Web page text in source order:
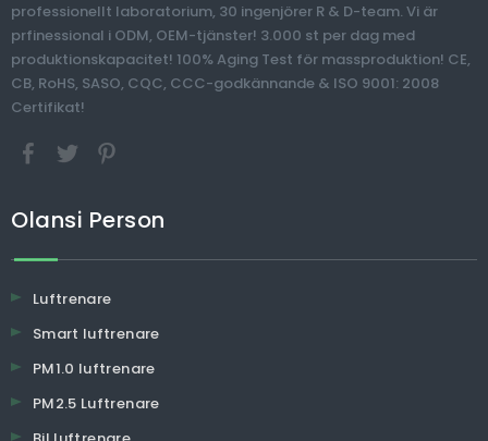
professionellt laboratorium, 30 ingenjörer R & D-team. Vi är
prfinessional i ODM, OEM-tjänster! 3.000 st per dag med
produktionskapacitet! 100% Aging Test för massproduktion! CE,
CB, RoHS, SASO, CQC, CCC-godkännande & ISO 9001: 2008
Certifikat!
Olansi Person
Luftrenare
Smart luftrenare
PM1.0 luftrenare
PM2.5 Luftrenare